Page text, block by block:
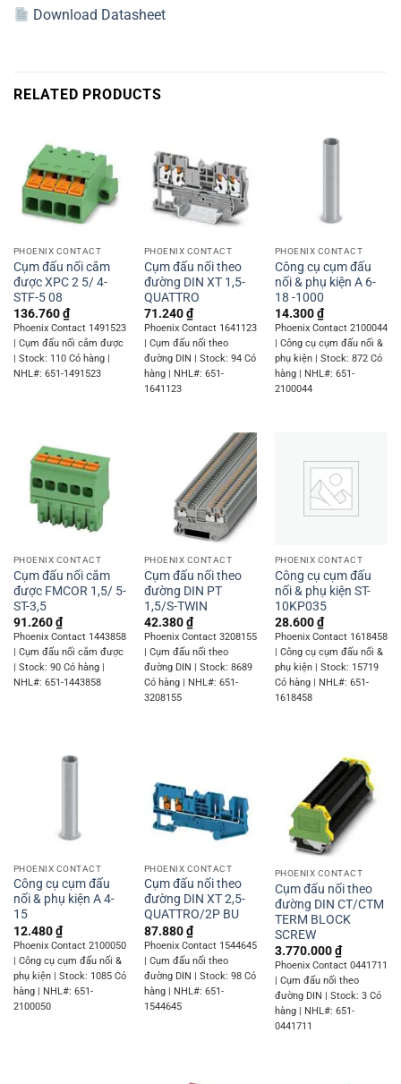
Download Datasheet
RELATED PRODUCTS
PHOENIX CONTACT
Cụm đấu nối cắm
được XPC 2 5/ 4-
STF-5 08
136.760₫
Phoenix Contact 1491523
| Cụm đấu nối cắm được
| Stock: 110 Có hàng |
NHL#: 651-1491523
PHOENIX CONTACT
Cụm đấu nối theo
đường DIN XT 1,5-
QUATTRO
71.240₫
Phoenix Contact 1641123
| Cụm đấu nối theo
đường DIN | Stock: 94 Có
hàng | NHL#: 651-
1641123
PHOENIX CONTACT
Công cụ cụm đấu
nối & phụ kiện A 6-
18 -1000
14.300₫
Phoenix Contact 2100044
| Công cụ cụm đấu nối &
phụ kiện | Stock: 872 Có
hàng | NHL#: 651-
2100044
PHOENIX CONTACT
Cụm đấu nối cắm
được FMCOR 1,5/ 5-
ST-3,5
91.260₫
Phoenix Contact 1443858
| Cụm đấu nối cắm được
| Stock: 90 Có hàng |
NHL#: 651-1443858
PHOENIX CONTACT
Cụm đấu nối theo
đường DIN PT
1,5/S-TWIN
42.380₫
Phoenix Contact 3208155
| Cụm đấu nối theo
đường DIN | Stock: 8689
Có hàng | NHL#: 651-
3208155
PHOENIX CONTACT
Công cụ cụm đấu
nối & phụ kiện ST-
10KP035
28.600₫
Phoenix Contact 1618458
| Công cụ cụm đấu nối &
phụ kiện | Stock: 15719
Có hàng | NHL#: 651-
1618458
PHOENIX CONTACT
Công cụ cụm đấu
nối & phụ kiện A 4-
15
12.480₫
Phoenix Contact 2100050
| Công cụ cụm đấu nối &
phụ kiện | Stock: 1085 Có
hàng | NHL#: 651-
2100050
PHOENIX CONTACT
Cụm đấu nối theo
đường DIN XT 2,5-
QUATTRO/2P BU
87.880₫
Phoenix Contact 1544645
| Cụm đấu nối theo
đường DIN | Stock: 98 Có
hàng | NHL#: 651-
1544645
PHOENIX CONTACT
Cụm đấu nối theo
đường DIN CT/CTM
TERM BLOCK
SCREW
3.770.000₫
Phoenix Contact 0441711
| Cụm đấu nối theo
đường DIN | Stock: 3 Có
hàng | NHL#: 651-
0441711